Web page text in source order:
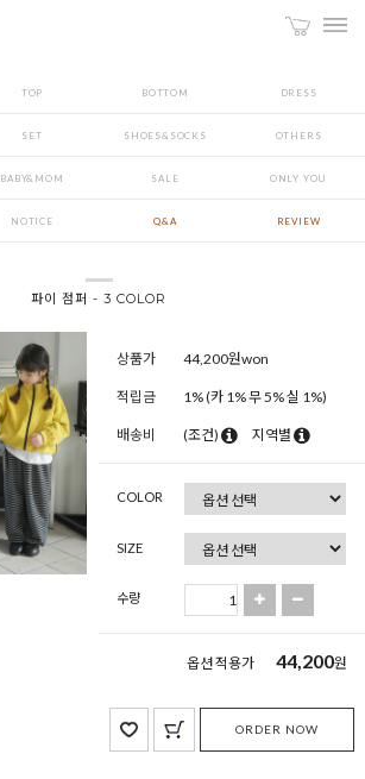
TOP BOTTOM DRESS
SET SHOES&SOCKS OTHERS
BABY&MOM SALE ONLY YOU
NOTICE Q&A REVIEW
파이 점퍼 - 3 COLOR
상품가 44,200원won
적립금 1% (카 1% 무 5% 실 1%)
배송비 (조건) 지역별
COLOR
SIZE
수량
옵션 적용가 44,200원
ORDER NOW